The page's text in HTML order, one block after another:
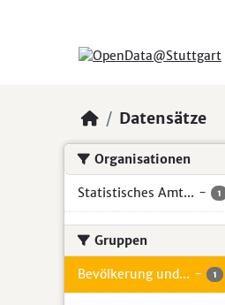
Datensätze
Organisationen
Statistisches Amt... - 1
Gruppen
Bevölkerung und... - 1